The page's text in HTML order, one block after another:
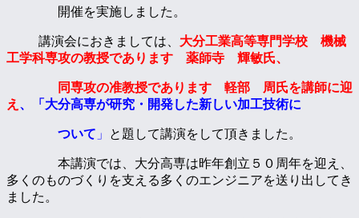
開催を実施しました。
講演会におきましては、 大分工業高等専門学校 機械
工学科専攻の教授であります 薬師寺 輝敏氏、
同専攻の准教授であります 軽部 周氏を講師に迎
え 、「大分高専が研究・開発した新しい加工技術に
ついて 」 と題して講演をして頂きました。
本講演では、大分高専は昨年創立５０周年を迎え、
多くのものづくりを支える多くのエンジニアを送り出してき
ました。